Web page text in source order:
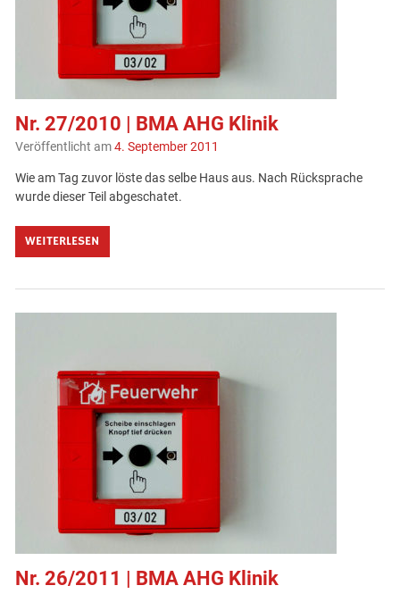
Nr. 27/2010 | BMA AHG Klinik
Veröffentlicht am4. September 2011
Wie am Tag zuvor löste das selbe Haus aus. Nach Rücksprache
wurde dieser Teil abgeschatet.
WEITERLESEN
Nr. 26/2011 | BMA AHG Klinik